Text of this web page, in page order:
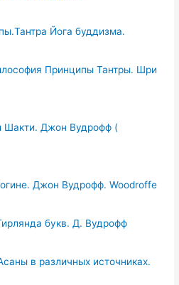
Йога буддизма.
Принципы Тантры. Шри
Шакти. Джон Вудрофф (
Джон Вудрофф. Woodroffe
букв. Д. Вудрофф
в различных источниках.